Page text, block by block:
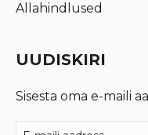
Allahindlused
UUDISKIRI
Sisesta oma e-maili